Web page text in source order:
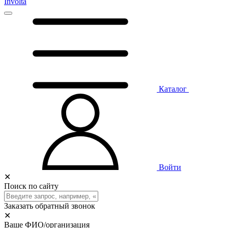
Каталог
Войти
✕
Поиск по сайту
Заказать обратный звонок
✕
Ваше ФИО/организация